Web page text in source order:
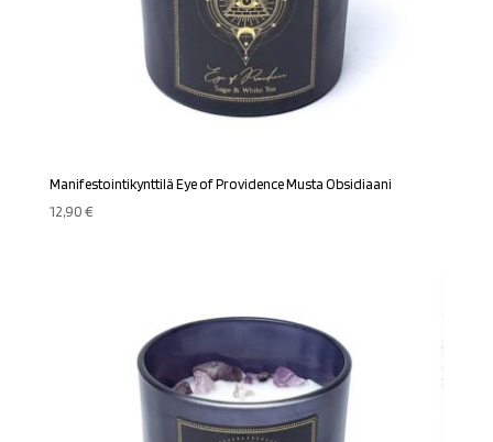
Manifestointikynttilä Eye of Providence Musta Obsidiaani
12,90€